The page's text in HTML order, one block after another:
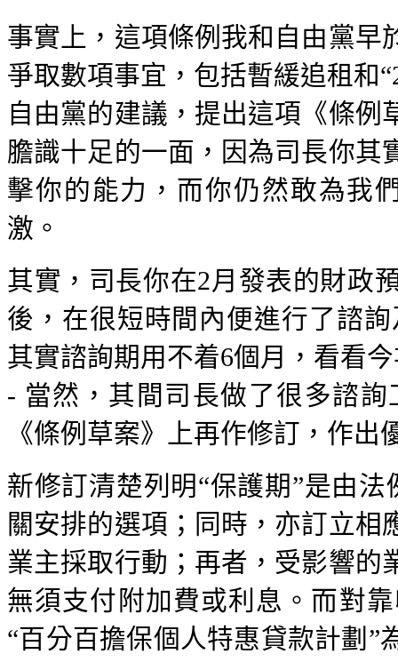
事實上，這項條例我和自由黨早
爭取數項事宜，包括暫緩追租和
自由黨的建議，提出這項《條例
膽識十足的一面，因為司長你其
擊你的能力，而你仍然敢為我
激。
其實，司長你在2月發表的財政
後，在很短時間內便進行了諮
其實諮詢期用不着6個月，看看
- 當然，其間司長做了很多諮
《條例草案》上再作修訂，作
新修訂清楚列明“保護期”是由
關安排的選項；同時，亦訂立相
業主採取行動；再者，受影響的
無須支付附加費或利息。而對
“百分百擔保個人特惠貸款計劃